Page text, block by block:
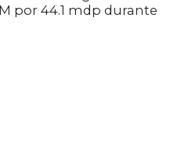
por 44.1 mdp durante